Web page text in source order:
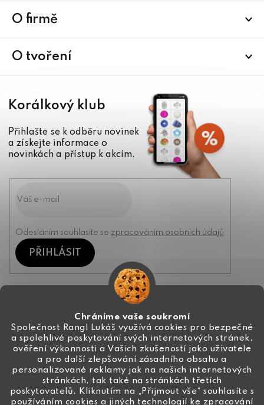
Chráníme vaše soukromí
Společnost Rangl Lukáš využívá cookies pro bezpečné
a spolehlivé poskytování svých internetových stránek,
ověření výkonnosti a Vašich zkušeností jako uživatele
a pro další zlepšování zásadního obsahu a
personalizované reklamy jak na našich internetových
stránkách, tak také na stránkách třetích
poskytovatelů. Kliknutím na „Přijmout vše“ souhlasíte s
používáním cookies a jiných technologií ke zpracování
O firmě
O tvoření
Korálkový klub
Přihlašte se k odběru novinek
a získejte informace o
novinkách a přístup k akcím.
Odesláním souhlasíte se zpracováním osobních údajů
PŘIHLÁSIT
info@ceske-koralky.cz
+420 774 444 191